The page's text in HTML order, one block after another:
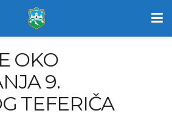
OKO
9.
TEFERIČA